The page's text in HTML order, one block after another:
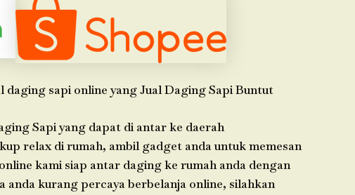
daging sapi online yang Jual Daging Sapi Buntut
Sapi yang dapat di antar ke daerah
relax di rumah, ambil gadget anda untuk memesan
kami siap antar daging ke rumah anda dengan
anda kurang percaya berbelanja online, silahkan